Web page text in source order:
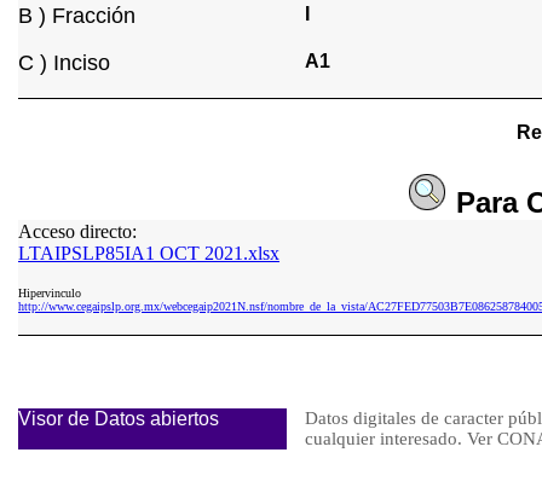
B ) Fracción
C ) Inciso A1
Para
Acceso directo:
LTAIPSLP85IA1 OCT 2021.xlsx
Hipervinculo
http://www.cegaipslp.org.mx/webcegaip2021N.nsf/nombre_de_la_vista/
Visor de Datos abiertos
Datos digitales de caracter
cualquier interesado. Ver